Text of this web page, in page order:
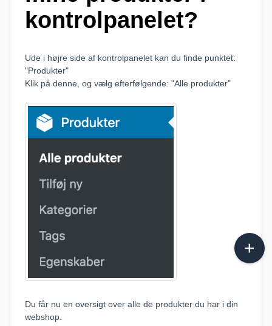
kontrolpanelet?
Ude i højre side af kontrolpanelet kan du finde punktet:
"Produkter"
Klik på denne, og vælg efterfølgende: "Alle produkter"
Du får nu en oversigt over alle de produkter du har i din
webshop.